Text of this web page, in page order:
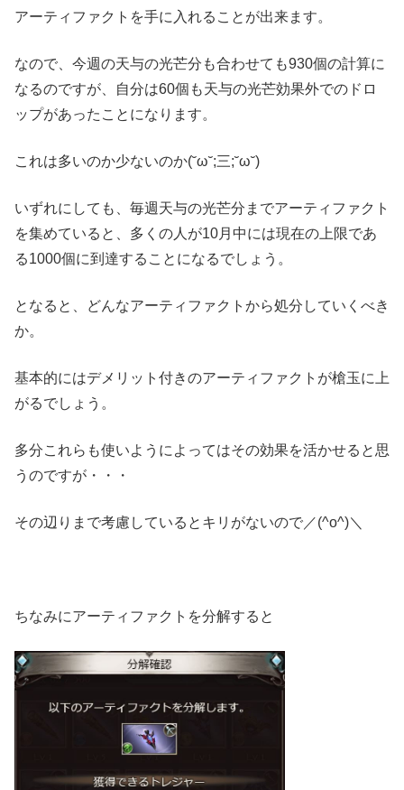
アーティファクトを手に入れることが出来ます。
なので、今週の天与の光芒分も合わせても930個の計算に
なるのですが、自分は60個も天与の光芒効果外でのドロ
ップがあったことになります。
これは多いのか少ないのか(˘ω˘;三;˘ω˘)
いずれにしても、毎週天与の光芒分までアーティファクト
を集めていると、多くの人が10月中には現在の上限であ
る1000個に到達することになるでしょう。
となると、どんなアーティファクトから処分していくべき
か。
基本的にはデメリット付きのアーティファクトが槍玉に上
がるでしょう。
多分これらも使いようによってはその効果を活かせると思
うのですが・・・
その辺りまで考慮しているとキリがないので／(^o^)＼
ちなみにアーティファクトを分解すると